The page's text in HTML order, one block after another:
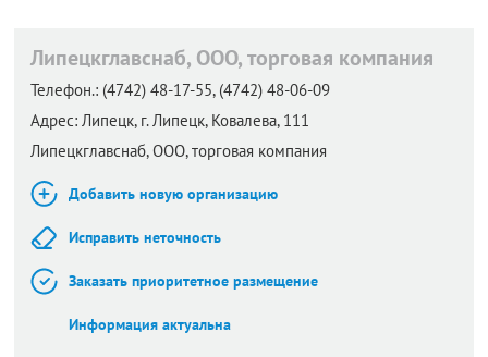
Липецкглавснаб, ООО, торговая компания
Телефон.: (4742) 48-17-55, (4742) 48-06-09
Адрес: Липецк, г. Липецк, Ковалева, 111
Липецкглавснаб, ООО, торговая компания
Добавить новую организацию
Исправить неточность
Заказать приоритетное размещение
Информация актуальна